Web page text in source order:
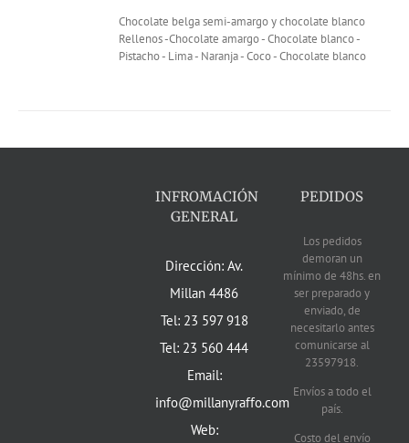
Chocolate belga semi-amargo y chocolate blanco
Rellenos -Chocolate amargo - Chocolate blanco -
Pistacho - Lima - Naranja - Coco - Chocolate blanco
INFROMACIÓN
GENERAL
Dirección: Av.
Millan 4486
Tel: 23 597 918
Tel: 23 560 444
Email:
info@millanyraffo.com
Web:
PEDIDOS
Los pedidos
demoran un
mínimo de 48hs. en
ser preparado y
enviado, de
necesitarlo antes
comunicarse al
23597918.
Envíos a todo el
país.
Costo del envío